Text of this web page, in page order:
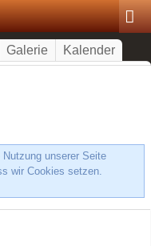
Galerie Kalender
unserer Seite
wir Cookies setzen.